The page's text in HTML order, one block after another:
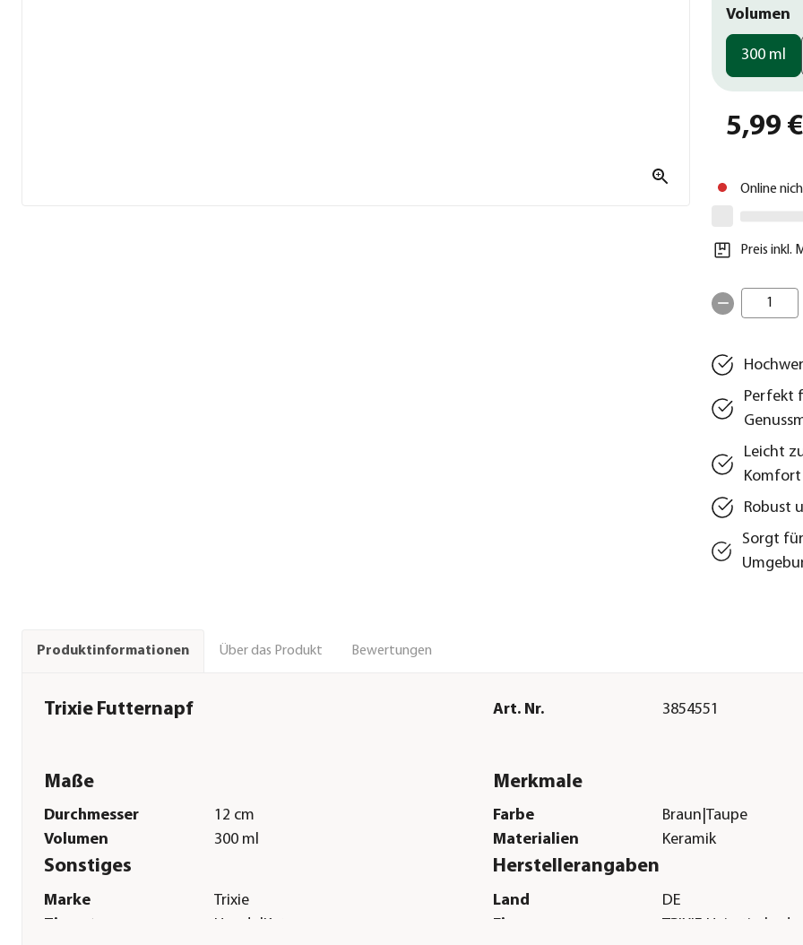
Volumen
300 ml
5,99 €
Online
Preis inkl.
1
Perfekt
Leicht
Komfort
Robust
Sorgt
Produktinformationen Über das Produkt Bewertungen
Trixie Futternapf Art. Nr. 3854551
Maße
Durchmesser
12 cm
Volumen
300 ml
Merkmale
Farbe
Braun|Taupe
Materialien
Keramik
Sonstiges
Marke
Trixie
Tierart
Hunde|Katzen
Herstellerangaben
Land
DE
Firma
TRIXIE